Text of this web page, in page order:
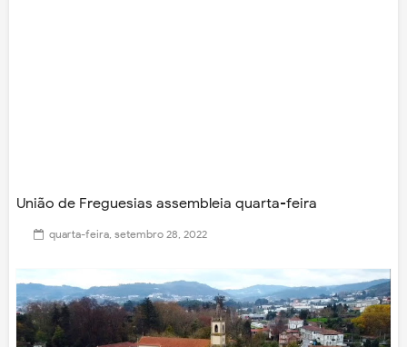
União de Freguesias assembleia quarta-feira
quarta-feira, setembro 28, 2022